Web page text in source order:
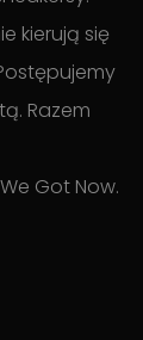
kierują się
Razem
Got Now.